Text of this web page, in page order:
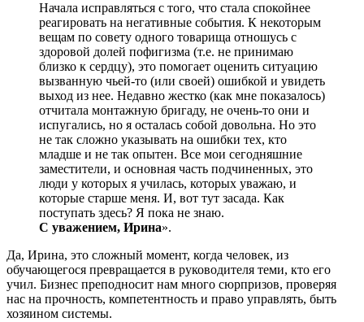
Начала исправляться с того, что стала спокойнее
реагировать на негативные события. К некоторым
вещам по совету одного товарища отношусь с
здоровой долей пофигизма (т.е. не принимаю
близко к сердцу), это помогает оценить ситуацию
вызванную чьей-то (или своей) ошибкой и увидеть
выход из нее. Недавно жестко (как мне показалось)
отчитала монтажную бригаду, не очень-то они и
испугались, но я осталась собой довольна. Но это
не так сложно указывать на ошибки тех, кто
младше и не так опытен. Все мои сегодняшние
заместители, и основная часть подчиненных, это
люди у которых я училась, которых уважаю, и
которые старше меня. И, вот тут засада. Как
поступать здесь? Я пока не знаю.
С уважением, Ирина».
Да, Ирина, это сложный момент, когда человек, из
обучающегося превращается в руководителя теми, кто его
учил. Бизнес преподносит нам много сюрпризов, проверяя
нас на прочность, компетентность и право управлять, быть
хозяином системы.